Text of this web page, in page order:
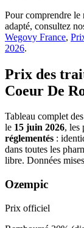
Pour comprendre le
adapté, consultez
Wegovy France,
2026.
Prix des
Coeur De
Tableau complet
le 15 juin 2026, les
réglementés :
dans toutes les
libre. Données
Ozempic
Prix officiel